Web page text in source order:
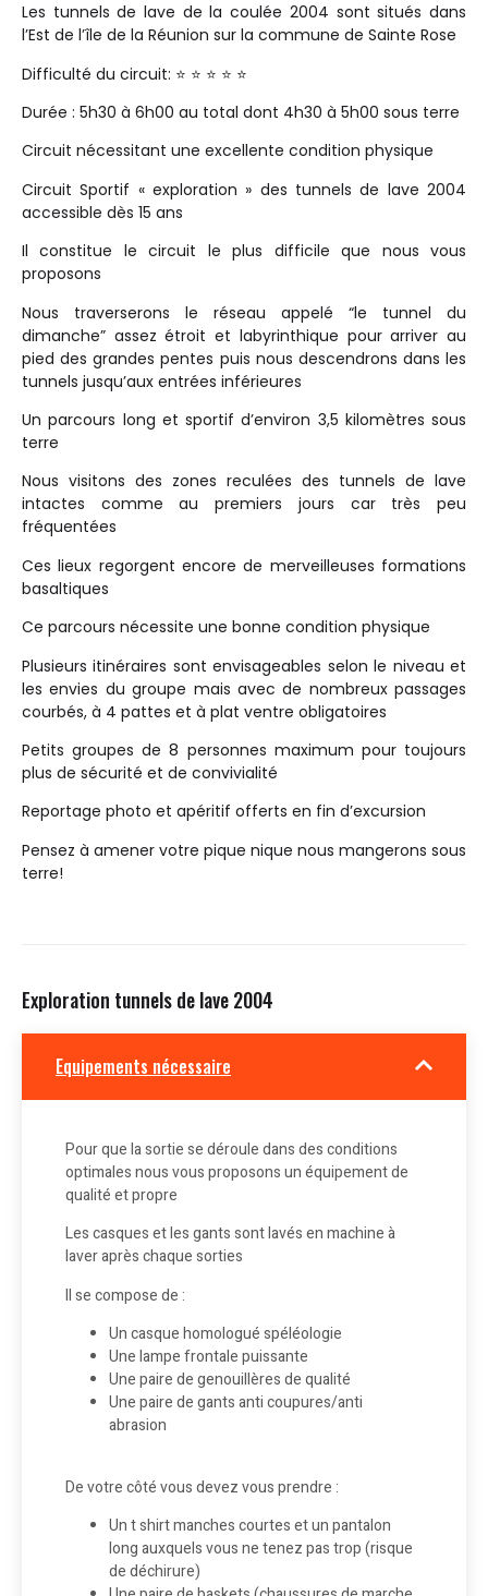
Les tunnels de lave de la coulée 2004 sont situés dans
l’Est de l’île de la Réunion sur la commune de Sainte Rose
Difficulté du circuit: ⭐ ⭐ ⭐ ⭐ ⭐
Durée : 5h30 à 6h00 au total dont 4h30 à 5h00 sous terre
Circuit nécessitant une excellente condition physique
Circuit Sportif « exploration » des tunnels de lave 2004
accessible dès 15 ans
Il constitue le circuit le plus difficile que nous vous
proposons
Nous traverserons le réseau appelé “le tunnel du
dimanche” assez étroit et labyrinthique pour arriver au
pied des grandes pentes puis nous descendrons dans les
tunnels jusqu’aux entrées inférieures
Un parcours long et sportif d’environ 3,5 kilomètres sous
terre
Nous visitons des zones reculées des tunnels de lave
intactes comme au premiers jours car très peu
fréquentées
Ces lieux regorgent encore de merveilleuses formations
basaltiques
Ce parcours nécessite une bonne condition physique
Plusieurs itinéraires sont envisageables selon le niveau et
les envies du groupe mais avec de nombreux passages
courbés, à 4 pattes et à plat ventre obligatoires
Petits groupes de 8 personnes maximum pour toujours
plus de sécurité et de convivialité
Reportage photo et apéritif offerts en fin d’excursion
Pensez à amener votre pique nique nous mangerons sous
terre!
Exploration tunnels de lave 2004
Equipements nécessaire
Pour que la sortie se déroule dans des conditions
optimales nous vous proposons un équipement de
qualité et propre
Les casques et les gants sont lavés en machine à
laver après chaque sorties
Il se compose de :
Un casque homologué spéléologie
Une lampe frontale puissante
Une paire de genouillères de qualité
Une paire de gants anti coupures/anti
abrasion
De votre côté vous devez vous prendre :
Un t shirt manches courtes et un pantalon
long auxquels vous ne tenez pas trop (risque
de déchirure)